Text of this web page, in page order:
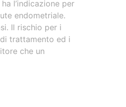
l’indicazione per
endometriale.
Il rischio per i
trattamento ed i
che un